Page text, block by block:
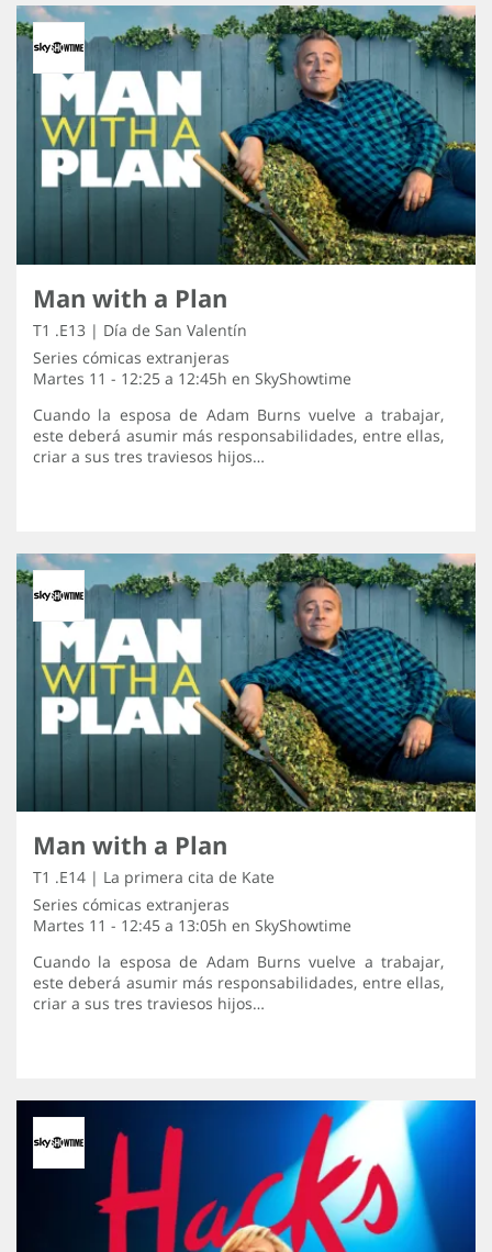
Man with a Plan
T1 .E13 | Día de San Valentín
Series cómicas extranjeras
Martes 11 - 12:25 a 12:45h en SkyShowtime
Cuando la esposa de Adam Burns vuelve a trabajar,
este deberá asumir más responsabilidades, entre ellas,
criar a sus tres traviesos hijos…
Man with a Plan
T1 .E14 | La primera cita de Kate
Series cómicas extranjeras
Martes 11 - 12:45 a 13:05h en SkyShowtime
Cuando la esposa de Adam Burns vuelve a trabajar,
este deberá asumir más responsabilidades, entre ellas,
criar a sus tres traviesos hijos…